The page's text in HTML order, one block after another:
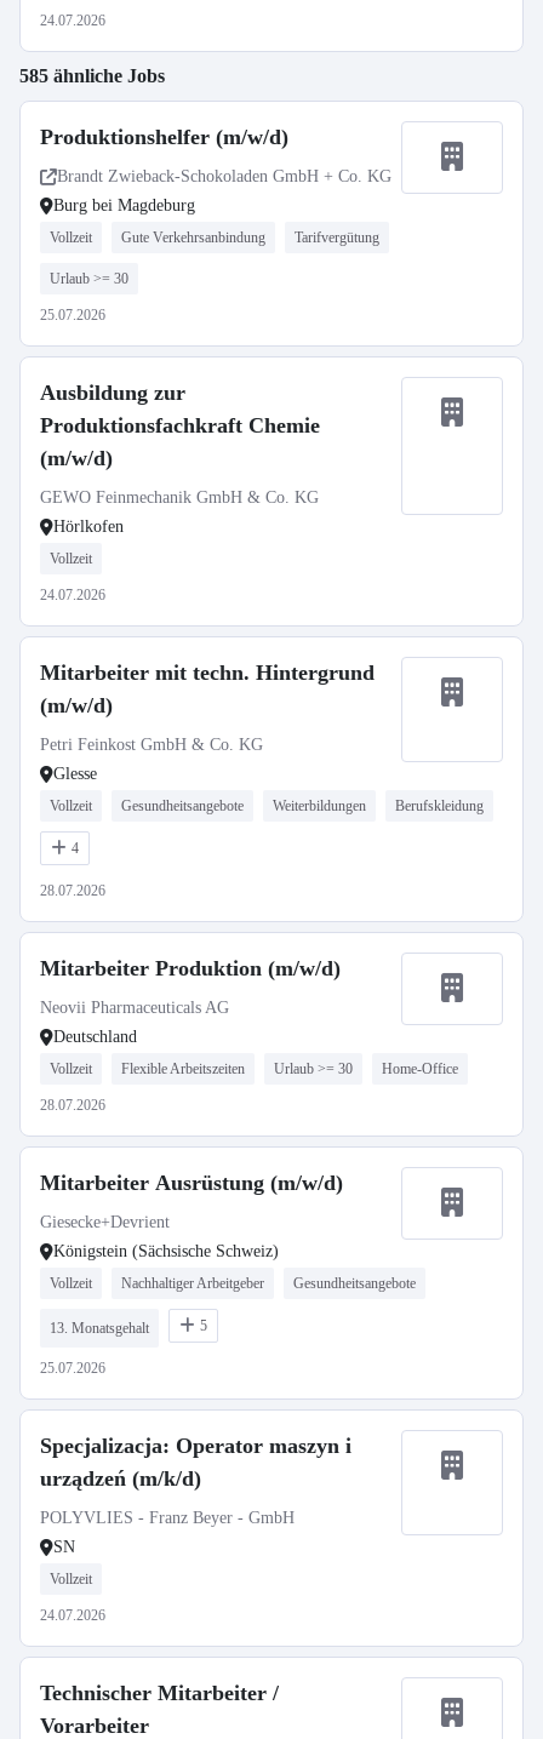
24.07.2026
585 ähnliche Jobs
Produktionshelfer (m/w/d)
Brandt Zwieback-Schokoladen GmbH + Co. KG
Burg bei Magdeburg
Vollzeit Gute Verkehrsanbindung Tarifvergütung
Urlaub >= 30
25.07.2026
Ausbildung zur
Produktionsfachkraft Chemie
(m/w/d)
GEWO Feinmechanik GmbH & Co. KG
Hörlkofen
Vollzeit
24.07.2026
Mitarbeiter mit techn. Hintergrund
(m/w/d)
Petri Feinkost GmbH & Co. KG
Glesse
Vollzeit Gesundheitsangebote Weiterbildungen Berufskleidung
4
28.07.2026
Mitarbeiter Produktion (m/w/d)
Neovii Pharmaceuticals AG
Deutschland
Vollzeit Flexible Arbeitszeiten Urlaub >= 30 Home-Office
28.07.2026
Mitarbeiter Ausrüstung (m/w/d)
Giesecke+Devrient
Königstein (Sächsische Schweiz)
Vollzeit Nachhaltiger Arbeitgeber Gesundheitsangebote
13. Monatsgehalt 5
25.07.2026
Specjalizacja: Operator maszyn i
urządzeń (m/k/d)
POLYVLIES - Franz Beyer - GmbH
SN
Vollzeit
24.07.2026
Technischer Mitarbeiter /
Vorarbeiter